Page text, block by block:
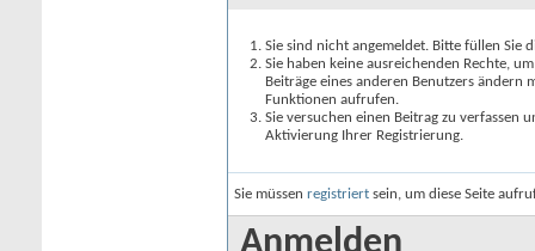
Sie sind nicht angemeldet. Bitte füllen Sie
Sie haben keine ausreichenden Rechte,
Beiträge eines anderen Benutzers
Funktionen aufrufen.
Sie versuchen einen Beitrag zu verfassen
Aktivierung Ihrer Registrierung.
Sie müssen registriert sein, um diese Seite